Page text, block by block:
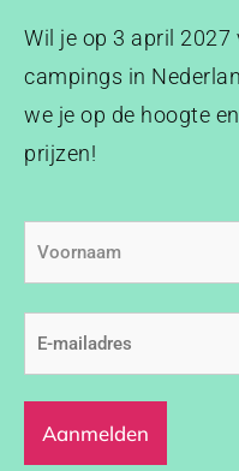
Wil je op 3 april
campings in
we je op de hoogte
prijzen!
Voornaam
E-
mailadres